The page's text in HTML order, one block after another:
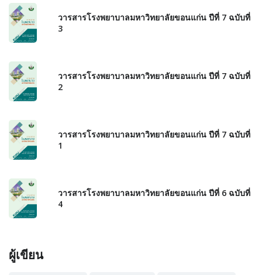
วารสารโรงพยาบาลมหาวิทยาลัยขอนแก่น ปีที่ 7 ฉบับที่
3
วารสารโรงพยาบาลมหาวิทยาลัยขอนแก่น ปีที่ 7 ฉบับที่
2
วารสารโรงพยาบาลมหาวิทยาลัยขอนแก่น ปีที่ 7 ฉบับที่
1
วารสารโรงพยาบาลมหาวิทยาลัยขอนแก่น ปีที่ 6 ฉบับที่
4
ผู้เขียน